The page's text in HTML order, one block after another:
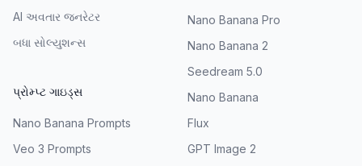
AI અવતાર જનરેટર
બધા સોલ્યુશન્સ
પ્રોમ્પ્ટ ગાઇડ્સ
Nano Banana Prompts
Veo 3 Prompts
Nano Banana Pro
Nano Banana 2
Seedream 5.0
Nano Banana
Flux
GPT Image 2